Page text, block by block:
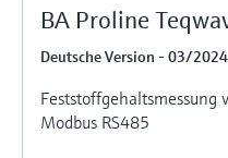
BA Proline
Deutsche Version - 03/2024
Modbus RS485